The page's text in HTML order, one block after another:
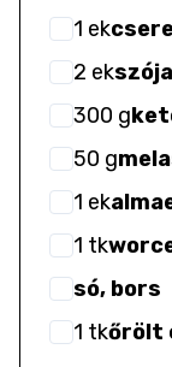
1 ek
2 ek
300 g
50 g
1 ek
1 tk
só, bors
1 tkőrölt